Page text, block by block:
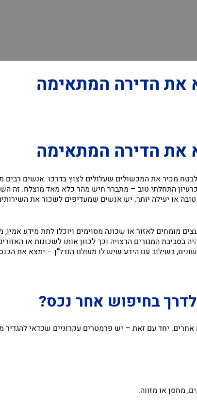
הדירה המתאימה
הדירה המתאימה
מכיר את המכשולים שעלולים לצוץ בדרכו. אנשים רבים
התחלתי טוב – מתברר חיש מהר כלא מאד מוצלח. זה
או יעילה יותר. יש אנשים שמעדיפים לשכור את
מומחים לאזור או שכונה מסוימים ויוכלו לתת מידע אמין,
בסביבת המגורים הרצויה וכך לכוון אותו לשכונות או
בשילוב עם הידע שיש לו מעולם הנדל"ן – ימצא את
בחיפוש אחר נכס?
יחד עם זאת – יש פרמטרים עקרוניים שכדאי
מחסן או מזווה.